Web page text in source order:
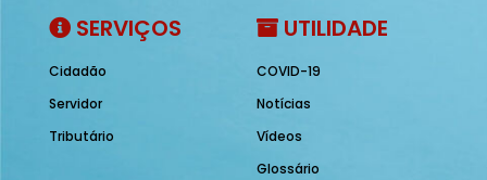
SERVIÇOS
Cidadão
Servidor
Tributário
UTILIDADE
COVID-19
Notícias
Vídeos
Glossário